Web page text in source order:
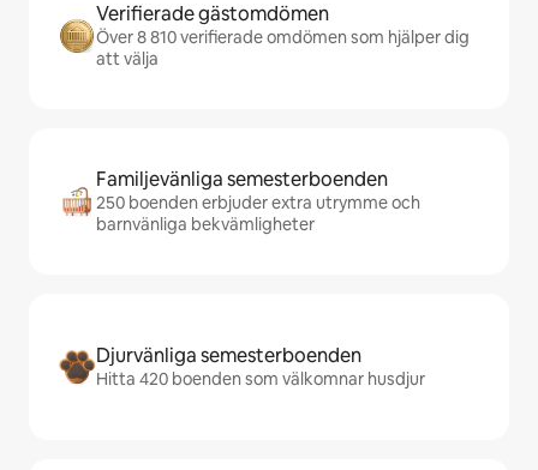
Verifierade gästomdömen
Över 8 810 verifierade omdömen som hjälper dig
att välja
Familjevänliga semesterboenden
250 boenden erbjuder extra utrymme och
barnvänliga bekvämligheter
Djurvänliga semesterboenden
Hitta 420 boenden som välkomnar husdjur